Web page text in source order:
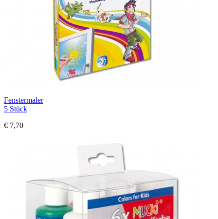
Fenstermaler
5 Stück
€ 7,70